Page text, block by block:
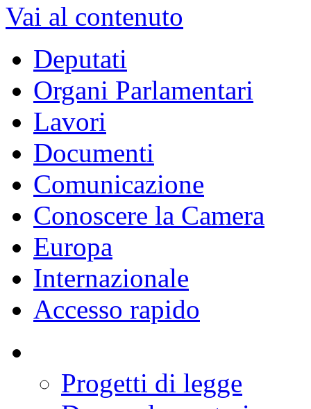
Vai al contenuto
Deputati
Organi Parlamentari
Lavori
Documenti
Comunicazione
Conoscere la Camera
Europa
Internazionale
Accesso rapido
Progetti di legge